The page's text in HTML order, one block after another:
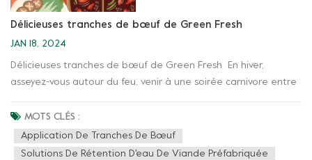
Délicieuses tranches de bœuf de Green Fresh
JAN 18, 2024
Délicieuses tranches de bœuf de Green Fresh En hiver,
asseyez-vous autour du feu, venir à une soirée carnivore entre
prendre une gorgée de cola Quelle joie hivernale et quelle
grande satisfaction ! Filet de boeuf frais ccombiné avec des
épices profondément épicées Améliorer la sensation en
MOTS CLÉS :
Application De Tranches De Bœuf
Solutions De Rétention D'eau De Viande Préfabriquée